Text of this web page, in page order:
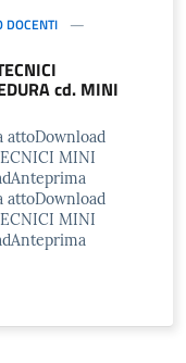
DOCENTI
cd. MINI
attoDownload
MINI
attoDownload
MINI